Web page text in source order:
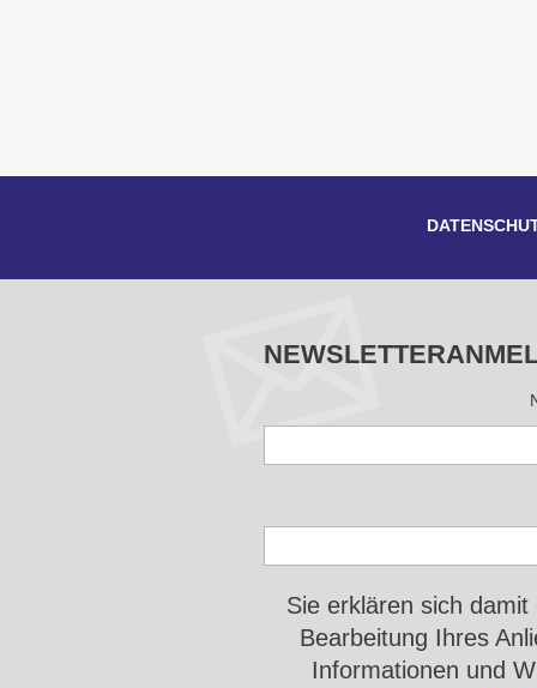
Sie erklären sich
Bearbeitung Ihres
Informationen und